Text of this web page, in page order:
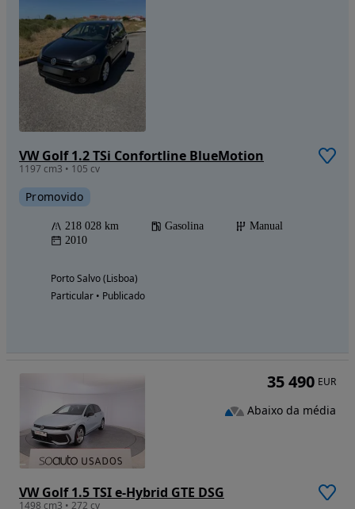
VW Golf 1.2 TSi Confortline BlueMotion
1197 cm3 • 105 cv
Promovido
218 028 km Gasolina
Manual
2010
Porto Salvo (Lisboa)
Particular • Publicado
VW Golf 1.5 TSI e-Hybrid GTE DSG
1498 cm3 • 272 cv
35 490 EUR
Abaixo da média